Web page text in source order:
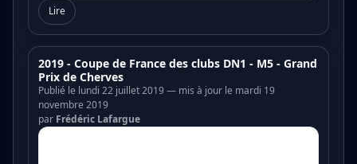
Lire
2019 - Coupe de France des clubs DN1 - M5 - Grand
Prix de Cherves
Publié le lundi 22 juillet 2019 — mis à jour le mardi 19
novembre 2019
par Frédéric Lafargue